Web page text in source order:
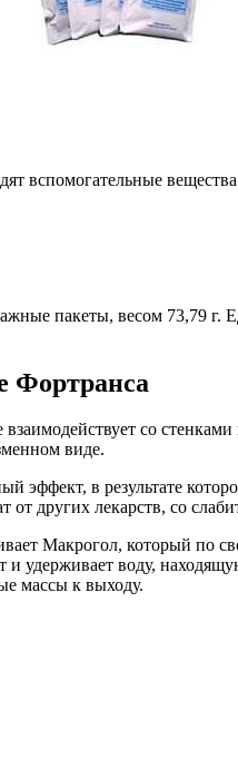
вспомогательные
пакеты, весом 73,79
Фортранса
со
виде.
эффект, в результате
от других лекарств, со
Макрогол, который по
и удерживает воду,
массы к выходу.